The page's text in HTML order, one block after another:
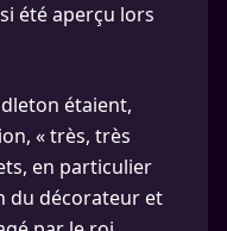
été aperçu lors
étaient,
« très, très
en particulier
du décorateur et